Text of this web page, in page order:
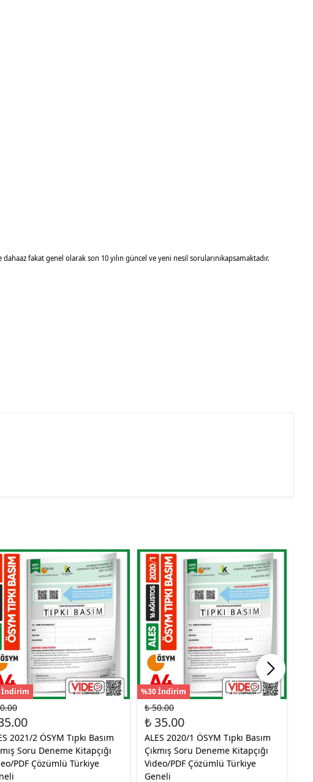
fakat genel olarak son 10 yılın güncel ve yeni nesil sorularınıkapsamaktadır.
İndirim
2021/2 ÖSYM Tıpkı Basım
Soru Deneme Kitapçığı
PDF Çözümlü Türkiye
%30 İndirim
₺ 50.00
₺ 35.00
ALES 2020/1 ÖSYM Tıpkı Basım
Çıkmış Soru Deneme Kitapçığı
Video/PDF Çözümlü Türkiye
Geneli